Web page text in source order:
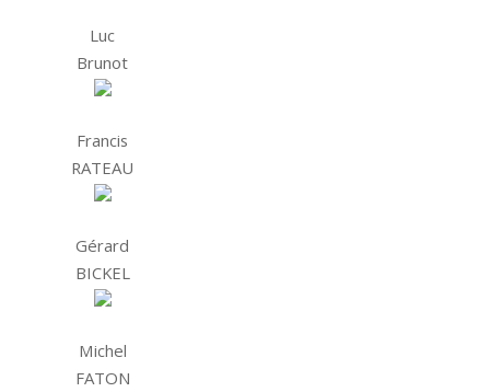
Luc
Brunot
Francis
RATEAU
Gérard
BICKEL
Michel
FATON